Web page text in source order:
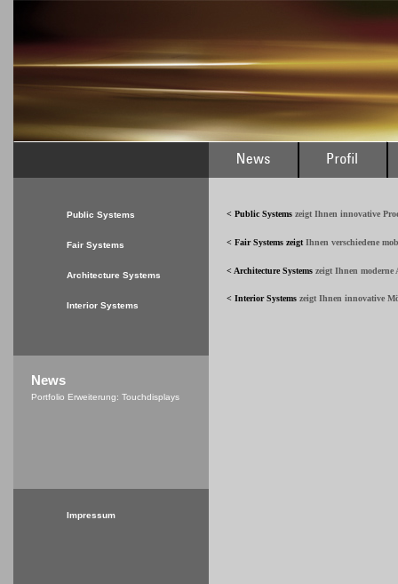
< Public Systems zeigt Ihnen innovative
< Fair Systems zeigt Ihnen verschiedene
< Architecture Systems zeigt Ihnen
< Interior Systems zeigt Ihnen innovative
Public Systems
Fair Systems
Architecture Systems
Interior Systems
News
Portfolio Erweiterung: Touchdisplays
Impressum